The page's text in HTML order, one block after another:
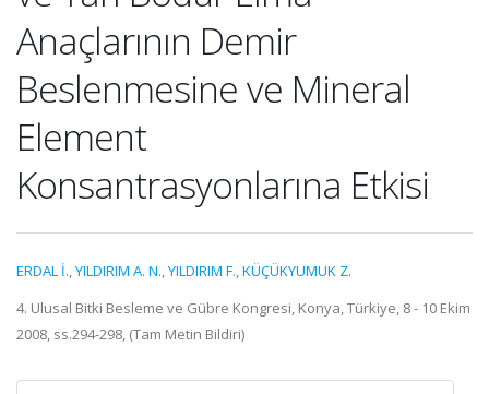
Anaçlarının Demir
Beslenmesine ve Mineral
Element
Konsantrasyonlarına Etkisi
ERDAL İ.,YILDIRIM A. N.,YILDIRIM F.,KÜÇÜKYUMUK Z.
4. Ulusal Bitki Besleme ve Gübre Kongresi, Konya, Türkiye, 8 - 10 Ekim
2008, ss.294-298, (Tam Metin Bildiri)